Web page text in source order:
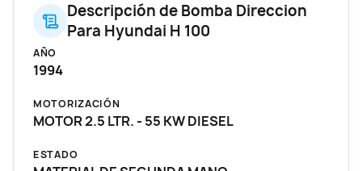
Descripción de Bomba Direccion
Para Hyundai H 100
AÑO
1994
MOTORIZACIÓN
MOTOR 2.5 LTR. - 55 KW DIESEL
ESTADO